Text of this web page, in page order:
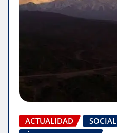
ACTUALIDAD
SOCIAL